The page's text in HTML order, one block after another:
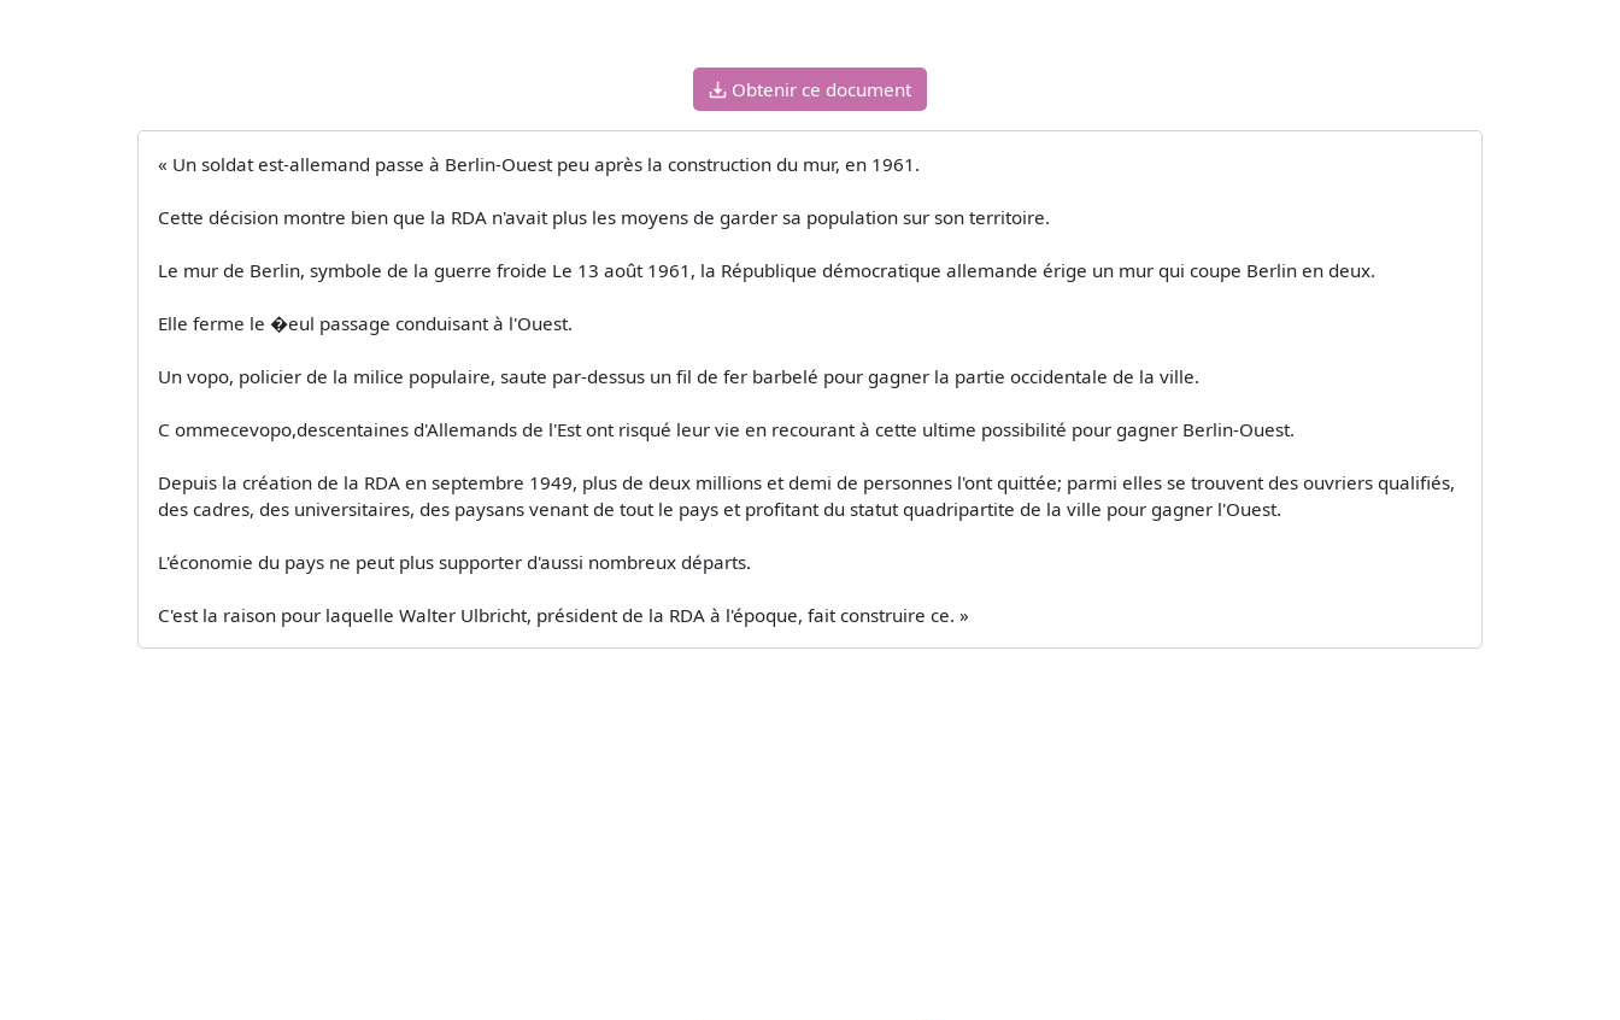
Obtenir ce document
« Un soldat est-allemand passe à Berlin-Ouest peu après la construction du mur, en 1961.
Cette décision montre bien que la RDA n'avait plus les moyens de garder sa population sur son territoire.
Le mur de Berlin, symbole de la guerre froide Le 13 août 1961, la République démocratique allemande érige un mur qui coupe Berlin en deux.
Elle ferme le �eul passage conduisant à l'Ouest.
Un vopo, policier de la milice populaire, saute par-dessus un fil de fer barbelé pour gagner la partie occidentale de la ville.
C ommecevopo,descentaines d'Allemands de l'Est ont risqué leur vie en recourant à cette ultime possibilité pour gagner Berlin-Ouest.
Depuis la création de la RDA en septembre 1949, plus de deux millions et demi de personnes l'ont quittée; parmi elles se trouvent des ouvriers qualifiés,
des cadres, des universitaires, des paysans venant de tout le pays et profitant du statut quadripartite de la ville pour gagner l'Ouest.
L'économie du pays ne peut plus supporter d'aussi nombreux départs.
C'est la raison pour laquelle Walter Ulbricht, président de la RDA à l'époque, fait construire ce. »